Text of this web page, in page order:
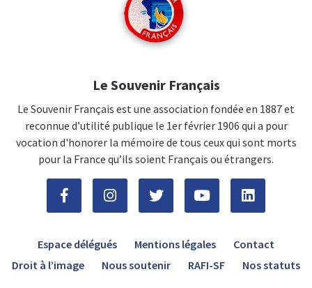
Le Souvenir Français
Le Souvenir Français est une association fondée en 1887 et
reconnue d’utilité publique le 1er février 1906 qui a pour
vocation d'honorer la mémoire de tous ceux qui sont morts
pour la France qu’ils soient Français ou étrangers.
Espace délégués Mentions légales
Contact
Droit à l’image
Nous soutenir RAFI-SF Nos statuts